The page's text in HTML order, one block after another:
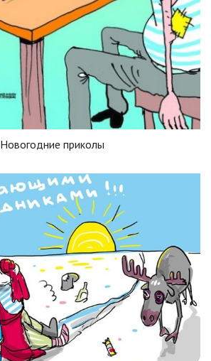
Новогодние приколы